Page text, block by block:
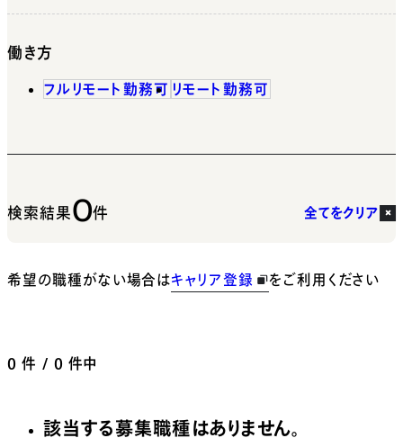
働き方
フルリモート勤務可 リモート勤務可
検索結果0件 全てをクリア
希望の職種がない場合はキャリア登録 をご利用ください
0 件 / 0 件中
該当する募集職種はありません。